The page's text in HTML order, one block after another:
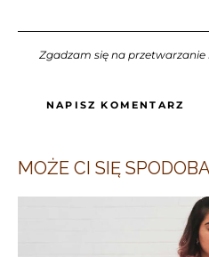
Zgadzam się na
MOŻE CI SIĘ